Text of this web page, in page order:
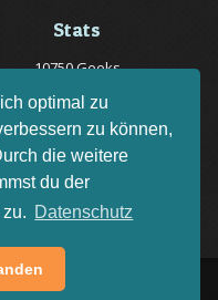
optimal zu
zu können,
die weitere
du der
Datenschutz
Stats
10750 Geeks
20057 Rätsel online
150 Quizfragen online
•FAQ